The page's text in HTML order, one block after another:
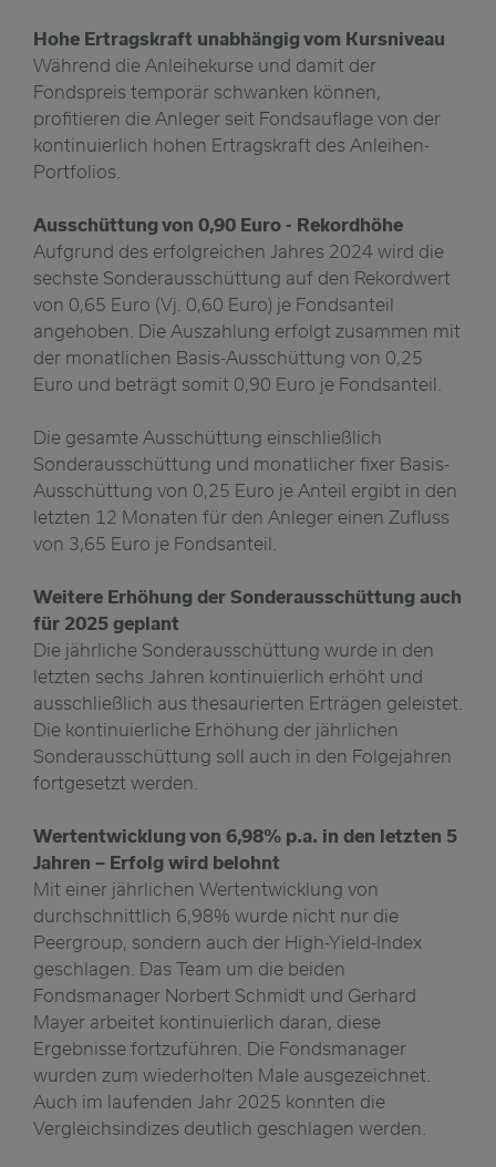
Hohe Ertragskraft unabhängig vom Kursniveau
Während die Anleihekurse und damit der
Fondspreis temporär schwanken können,
profitieren die Anleger seit Fondsauflage von der
kontinuierlich hohen Ertragskraft des Anleihen-
Portfolios.
Ausschüttung von 0,90 Euro - Rekordhöhe
Aufgrund des erfolgreichen Jahres 2024 wird die
sechste Sonderausschüttung auf den Rekordwert
von 0,65 Euro (Vj. 0,60 Euro) je Fondsanteil
angehoben. Die Auszahlung erfolgt zusammen mit
der monatlichen Basis-Ausschüttung von 0,25
Euro und beträgt somit 0,90 Euro je Fondsanteil.
Die gesamte Ausschüttung einschließlich
Sonderausschüttung und monatlicher fixer Basis-
Ausschüttung von 0,25 Euro je Anteil ergibt in den
letzten 12 Monaten für den Anleger einen Zufluss
von 3,65 Euro je Fondsanteil.
Weitere Erhöhung der Sonderausschüttung auch
für 2025 geplant
Die jährliche Sonderausschüttung wurde in den
letzten sechs Jahren kontinuierlich erhöht und
ausschließlich aus thesaurierten Erträgen geleistet.
Die kontinuierliche Erhöhung der jährlichen
Sonderausschüttung soll auch in den Folgejahren
fortgesetzt werden.
Wertentwicklung von 6,98% p.a. in den letzten 5
Jahren – Erfolg wird belohnt
Mit einer jährlichen Wertentwicklung von
durchschnittlich 6,98% wurde nicht nur die
Peergroup, sondern auch der High-Yield-Index
geschlagen. Das Team um die beiden
Fondsmanager Norbert Schmidt und Gerhard
Mayer arbeitet kontinuierlich daran, diese
Ergebnisse fortzuführen. Die Fondsmanager
wurden zum wiederholten Male ausgezeichnet.
Auch im laufenden Jahr 2025 konnten die
Vergleichsindizes deutlich geschlagen werden.